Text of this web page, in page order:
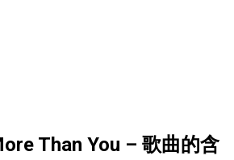
Than You – 歌曲的含